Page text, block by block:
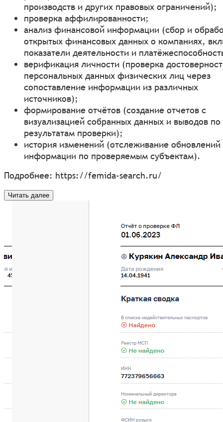
производств и других правовых ограничений);
проверка аффилированности;
анализ финансовой информации (сбор и
открытых финансовых данных о компаниях,
показатели деятельности и
верификация личности (проверка
персональных данных физических лиц через
сопоставление информации из различных
источников);
формирование отчётов (создание отчетов с
визуализацией собранных данных и выводов по
результатам проверки);
история изменений (отслеживание обновлений
информации по проверяемым субъектам).
Подробнее: https://femida-search.ru/
Читать далее